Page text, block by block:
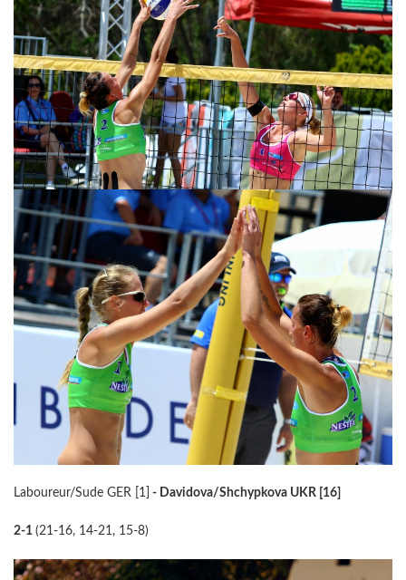
Laboureur/Sude GER [1] - Davidova/Shchypkova UKR [16]
2-1 (21-16, 14-21, 15-8)